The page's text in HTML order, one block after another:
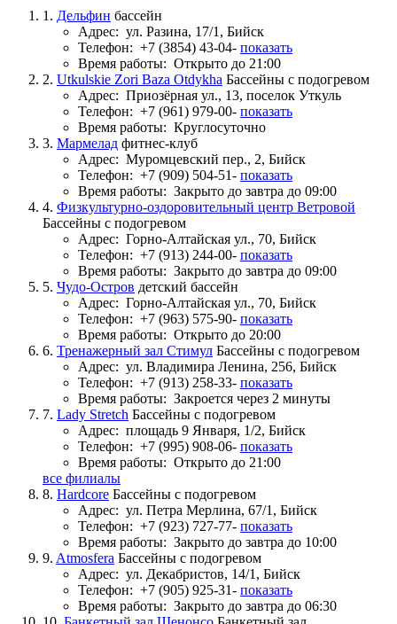
1. Дельфин бассейн
Адрес: ул. Разина, 17/1, Бийск
Телефон: +7 (3854) 43-04- показать
Время работы: Открыто до 21:00
2. Utkulskie Zori Baza Otdykha Бассейны с подогревом
Адрес: Приозёрная ул., 13, поселок Уткуль
Телефон: +7 (961) 979-00- показать
Время работы: Круглосуточно
3. Мармелад фитнес-клуб
Адрес: Муромцевский пер., 2, Бийск
Телефон: +7 (909) 504-51- показать
Время работы: Закрыто до завтра до 09:00
4. Физкультурно-оздоровительный центр Ветровой
Бассейны с подогревом
Адрес: Горно-Алтайская ул., 70, Бийск
Телефон: +7 (913) 244-00- показать
Время работы: Закрыто до завтра до 09:00
5. Чудо-Остров детский бассейн
Адрес: Горно-Алтайская ул., 70, Бийск
Телефон: +7 (963) 575-90- показать
Время работы: Открыто до 20:00
6. Тренажерный зал Стимул Бассейны с подогревом
Адрес: ул. Владимира Ленина, 256, Бийск
Телефон: +7 (913) 258-33- показать
Время работы: Закроется через 2 минуты
7. Lady Stretch Бассейны с подогревом
Адрес: площадь 9 Января, 1/2, Бийск
Телефон: +7 (995) 908-06- показать
Время работы: Открыто до 21:00
все филиалы
8. Hardcore Бассейны с подогревом
Адрес: ул. Петра Мерлина, 67/1, Бийск
Телефон: +7 (923) 727-77- показать
Время работы: Закрыто до завтра до 10:00
9. Atmosfera Бассейны с подогревом
Адрес: ул. Декабристов, 14/1, Бийск
Телефон: +7 (905) 925-31- показать
Время работы: Закрыто до завтра до 06:30